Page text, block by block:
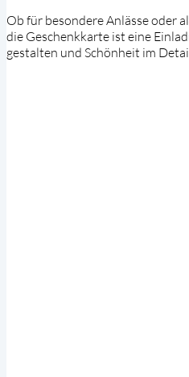
Ob für besondere Anlässe oder
die Geschenkkarte ist eine
gestalten und Schönheit im